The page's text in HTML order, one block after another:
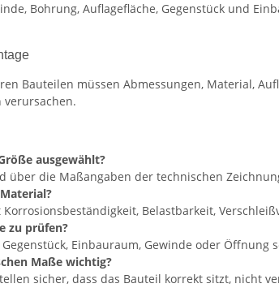
Bohrung, Auflagefläche, Gegenstück und
Bauteilen müssen Abmessungen, Material,
verursachen.
ausgewählt?
über die Maßangaben der technischen
Belastbarkeit,
zu prüfen?
Einbauraum, Gewinde oder
Maße wichtig?
sicher, dass das Bauteil korrekt sitzt, nicht